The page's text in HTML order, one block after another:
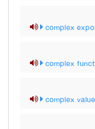
complex
complex
complex